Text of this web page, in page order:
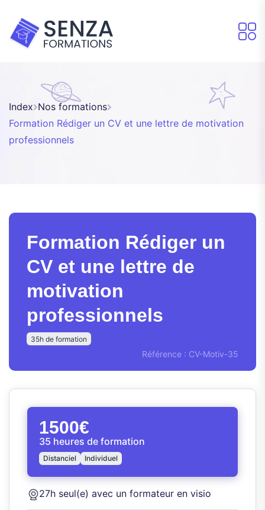
Index Nos formations
Formation Rédiger un CV et une lettre de motivation
professionnels
Formation Rédiger un
CV et une lettre de
motivation
professionnels
35h de formation
Référence : CV-Motiv-35
1500€
35 heures de formation
Distanciel Individuel
27h seul(e) avec un formateur en visio